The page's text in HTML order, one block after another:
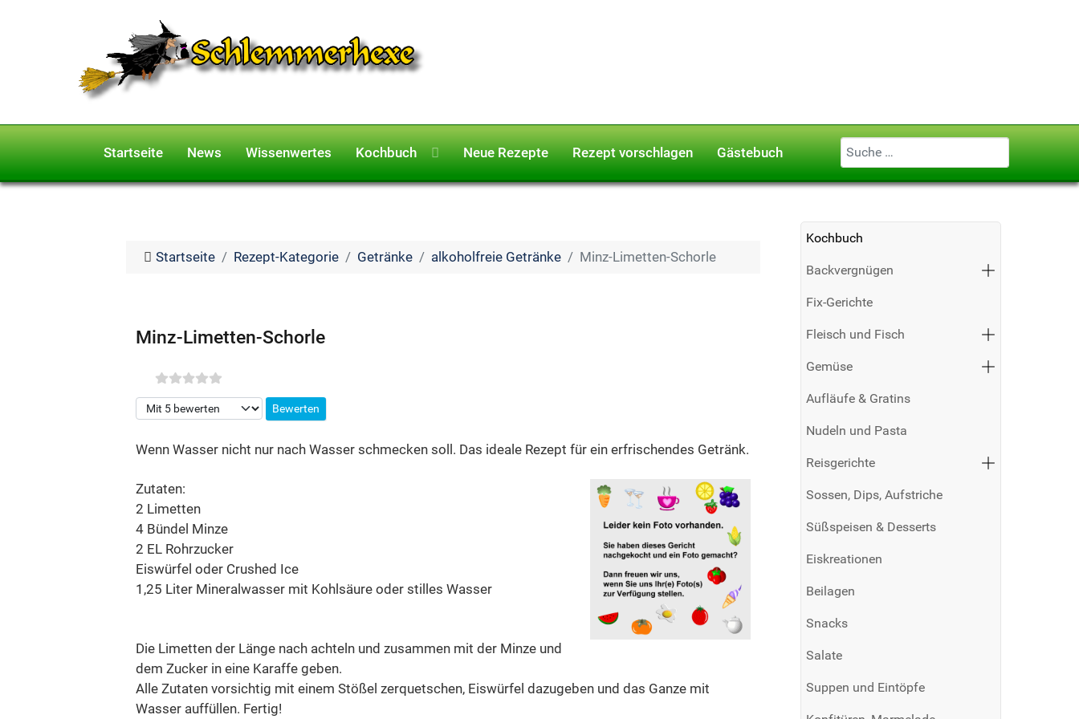
Startseite News Wissenwertes Kochbuch Neue Rezepte Rezept vorschlagen Gästebuch Geben Sie ...
Startseite Rezept-Kategorie Getränke alkoholfreie Getränke Minz-Limetten-Schorle
Minz-Limetten-Schorle
Bitte bewerten
Wenn Wasser nicht nur nach Wasser schmecken soll. Das ideale Rezept für ein erfrischendes Getränk.
Zutaten:
2 Limetten
4 Bündel Minze
2 EL Rohrzucker
Eiswürfel oder Crushed Ice
1,25 Liter Mineralwasser mit Kohlsäure oder stilles Wasser
Die Limetten der Länge nach achteln und zusammen mit der Minze und
dem Zucker in eine Karaffe geben.
Alle Zutaten vorsichtig mit einem Stößel zerquetschen, Eiswürfel dazugeben und das Ganze mit
Wasser auffüllen. Fertig!
Kochbuch
Backvergnügen
Fix-Gerichte
Fleisch und Fisch
Gemüse
Aufläufe & Gratins
Nudeln und Pasta
Reisgerichte
Sossen, Dips, Aufstriche
Süßspeisen & Desserts
Eiskreationen
Beilagen
Snacks
Salate
Suppen und Eintöpfe